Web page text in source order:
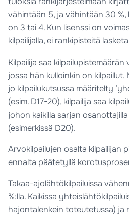
vähintään 5, ja vähintään 30
on 3 tai 4. Kun lisenssi on
kilpailijalla, ei rankipisteitä
Kilpailija saa kilpailupistemäärän
jossa hän kulloinkin on kilpaillut.
jo kilpailukutsussa määritelty
(esim. D17-20), kilpailija saa
johon kaikilla sarjan
(esimerkissä D20).
Arvokilpailujen osalta kilpailijan
ennalta päätetyllä
Takaa-ajolähtökilpailuissa
%:lla. Kaikissa
hajontalenkein toteutetussa) ja